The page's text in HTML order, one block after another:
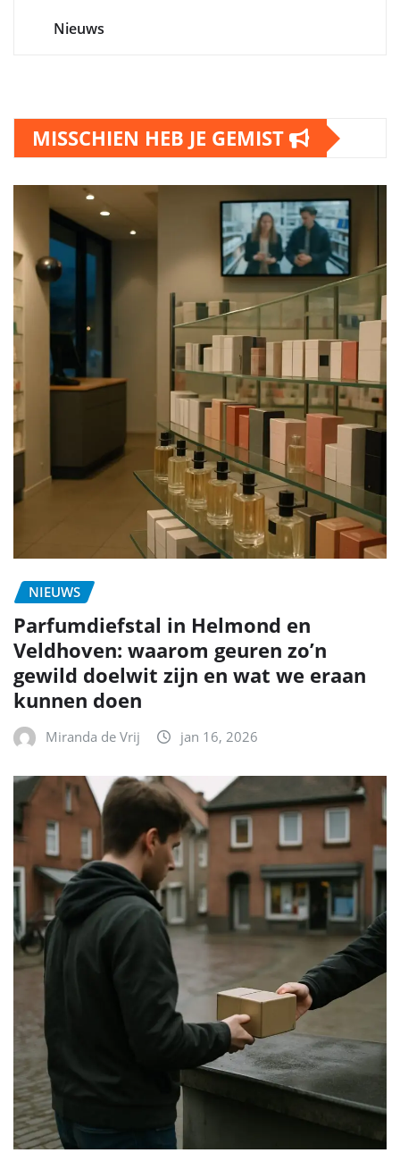
Nieuws
MISSCHIEN HEB JE GEMIST
NIEUWS
Parfumdiefstal in Helmond en
Veldhoven: waarom geuren zo’n
gewild doelwit zijn en wat we eraan
kunnen doen
Miranda de Vrij jan 16, 2026